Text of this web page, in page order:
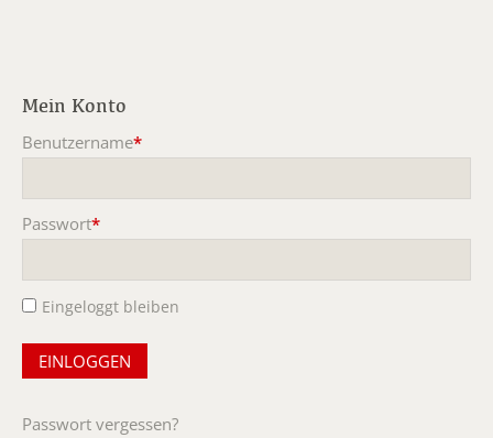
Mein Konto
Benutzername*
Passwort*
Eingeloggt bleiben
Passwort vergessen?